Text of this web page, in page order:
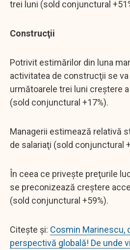
trei luni (sold conjunctural
Construcţii
Potrivit estimărilor din luna
activitatea de construcţii se
următoarele trei luni creștere
(sold conjunctural +17%).
Managerii estimează relativă
de salariaţi (sold conjunctural
În ceea ce priveşte preţurile
se preconizează creștere
(sold conjunctural +59%).
Citește și: Cosmin Marinescu,
perspectivă globală! De unde